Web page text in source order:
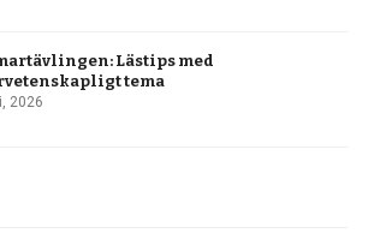
Lästips med
tema
2026